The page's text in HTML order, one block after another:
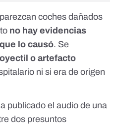
coches dañados
no hay evidencias
lo causó. Se
o artefacto
ni si era de origen
publicado el audio de una
dos presuntos